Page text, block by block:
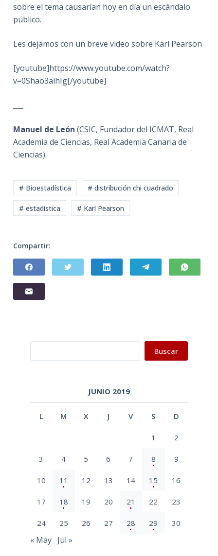
sobre el tema causarían hoy en día un escándalo
público.
Les dejamos con un breve video sobre Karl Pearson
[youtube]https://www.youtube.com/watch?
v=0Shao3aihIg[/youtube]
Manuel de León (CSIC, Fundador del ICMAT, Real
Academia de Ciencias, Real Academia Canaria de
Ciencias).
# Bioestadística # distribución chi cuadrado
# estadística # Karl Pearson
Compartir:
Buscar
JUNIO 2019
L M X J V S D
1 2
3 4 5 6 7 8 9
10 11 12 13 14 15 16
17 18 19 20 21 22 23
24 25 26 27 28 29 30
« May Jul »